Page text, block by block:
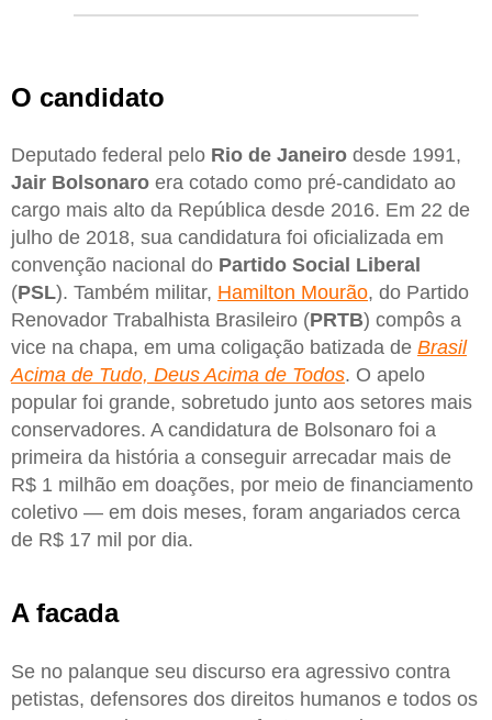
O candidato
Deputado federal pelo Rio de Janeiro desde 1991,
Jair Bolsonaro era cotado como pré-candidato ao
cargo mais alto da República desde 2016. Em 22 de
julho de 2018, sua candidatura foi oficializada em
convenção nacional do Partido Social Liberal
(PSL). Também militar, Hamilton Mourão, do Partido
Renovador Trabalhista Brasileiro (PRTB) compôs a
vice na chapa, em uma coligação batizada de Brasil
Acima de Tudo, Deus Acima de Todos. O apelo
popular foi grande, sobretudo junto aos setores mais
conservadores. A candidatura de Bolsonaro foi a
primeira da história a conseguir arrecadar mais de
R$ 1 milhão em doações, por meio de financiamento
coletivo — em dois meses, foram angariados cerca
de R$ 17 mil por dia.
A facada
Se no palanque seu discurso era agressivo contra
petistas, defensores dos direitos humanos e todos os